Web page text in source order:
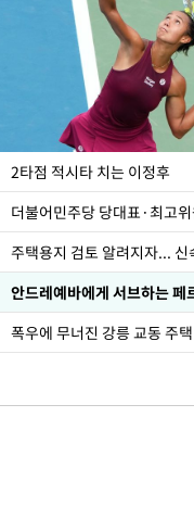
2타점 적시타 치는 이정후
안드레예바에게 서브하는 페
폭우에 무너진 강릉 교동 주